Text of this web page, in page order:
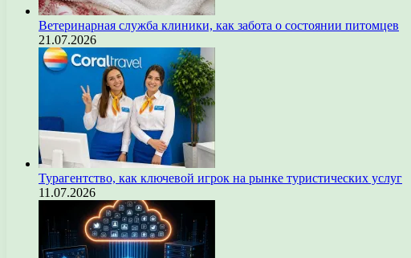
Ветеринарная служба клиники, как забота о состоянии питомцев
21.07.2026
Турагентство, как ключевой игрок на рынке туристических услуг
11.07.2026